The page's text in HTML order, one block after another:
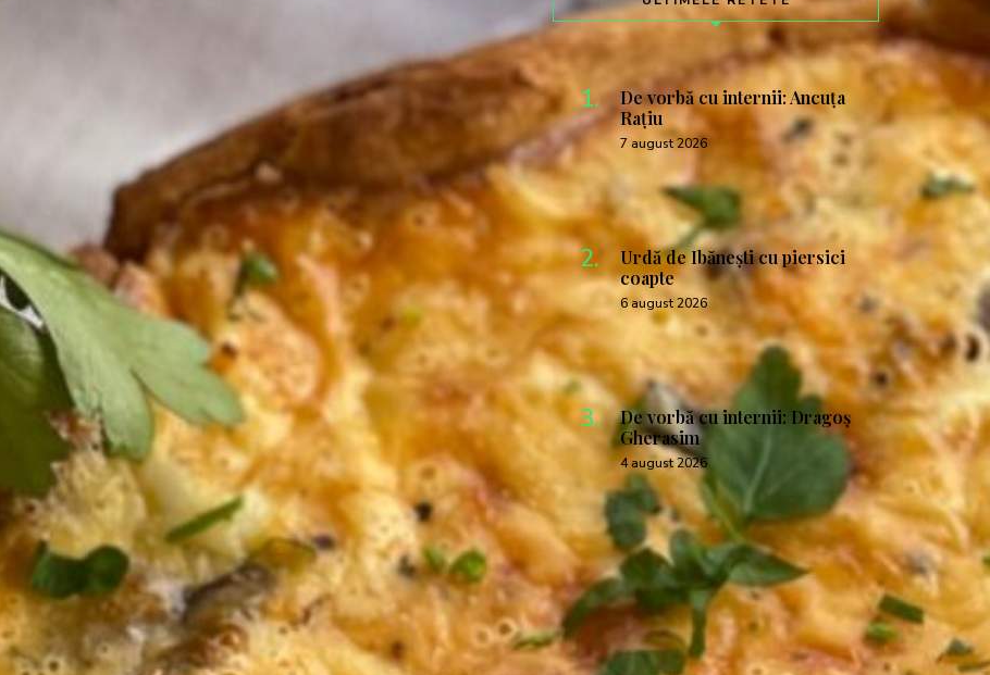
De vorbă cu internii: Ancuța
Rațiu
7 august 2026
Urdă de Ibănești cu piersici
coapte
6 august 2026
De vorbă cu internii: Dragoș
Gherasim
4 august 2026